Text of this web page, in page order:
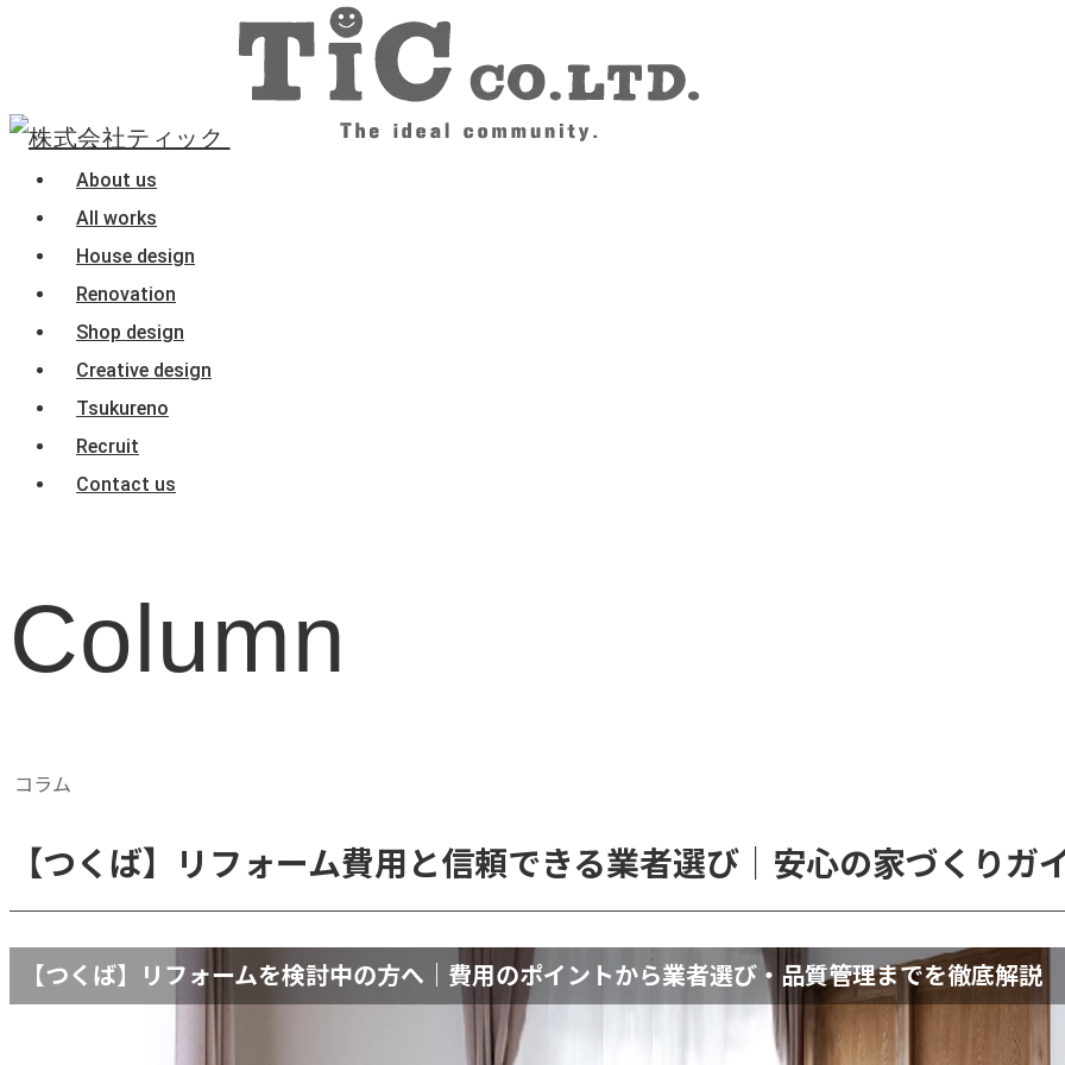
About us
All works
House design
Renovation
Shop design
Creative design
Tsukureno
Recruit
Contact us
Column
コラム
【つくば】リフォーム費用と信頼できる業者選び｜安心の家づくりガ
【つくば】リフォームを検討中の方へ｜費用のポイントから業者選び・品質管理までを徹底解説